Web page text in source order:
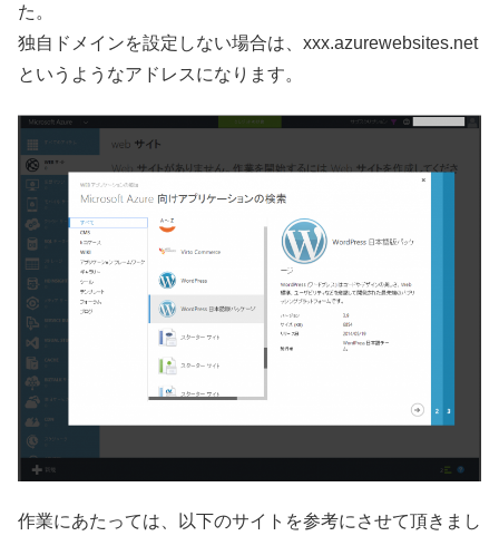
た。
独自ドメインを設定しない場合は、xxx.azurewebsites.net
というようなアドレスになります。
作業にあたっては、以下のサイトを参考にさせて頂きまし